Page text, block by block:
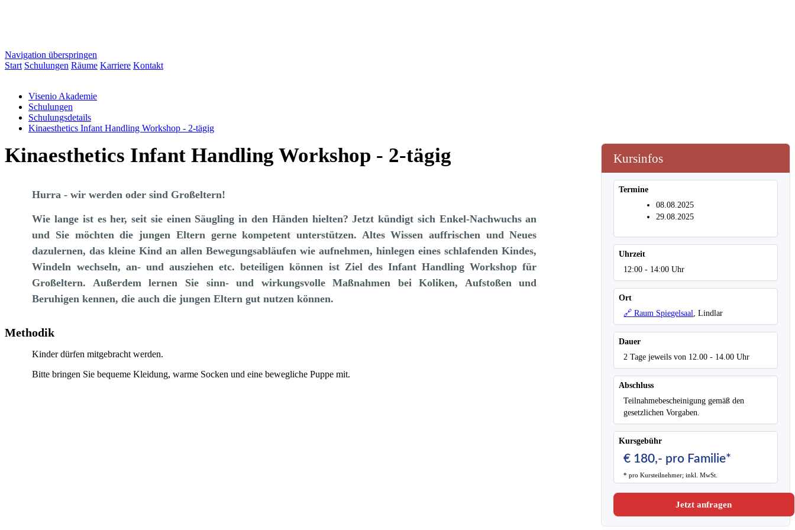
Navigation überspringen
Start Schulungen Räume Karriere Kontakt
Visenio Akademie
Schulungen
Schulungsdetails
Kinaesthetics Infant Handling Workshop - 2-tägig
Kinaesthetics Infant Handling Workshop - 2-tägig
Hurra - wir werden oder sind Großeltern!
Wie lange ist es her, seit sie einen Säugling in den Händen hielten? Jetzt kündigt sich Enkel-Nachwuchs an
und Sie möchten die jungen Eltern gerne kompetent unterstützen. Altes Wissen auffrischen und Neues
dazulernen, das kleine Kind an allen Bewegungsabläufen wie aufnehmen, hinlegen eines schlafenden Kindes,
Windeln wechseln, an- und ausziehen etc. beteiligen können ist Ziel des Infant Handling Workshop für
Großeltern. Außerdem lernen Sie sinn- und wirkungsvolle Maßnahmen bei Koliken, Aufstoßen und
Beruhigen kennen, die auch die jungen Eltern gut nutzen können.
Methodik
Kinder dürfen mitgebracht werden.
Bitte bringen Sie bequeme Kleidung, warme Socken und eine bewegliche Puppe mit.
Kursinfos
Termine
08.08.2025
29.08.2025
Uhrzeit
12:00 - 14:00 Uhr
Ort
🔗 Raum Spiegelsaal , Lindlar
Dauer
2 Tage jeweils von 12.00 - 14.00 Uhr
Abschluss
Teilnahmebescheinigung gemäß den
gesetzlichen Vorgaben.
Kursgebühr
€ 180,- pro Familie*
* pro Kursteilnehmer; inkl. MwSt.
Jetzt anfragen